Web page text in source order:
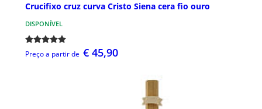
Crucifixo cruz curva Cristo Siena cera fio ouro
DISPONÍVEL
Preço a partir de € 45,90